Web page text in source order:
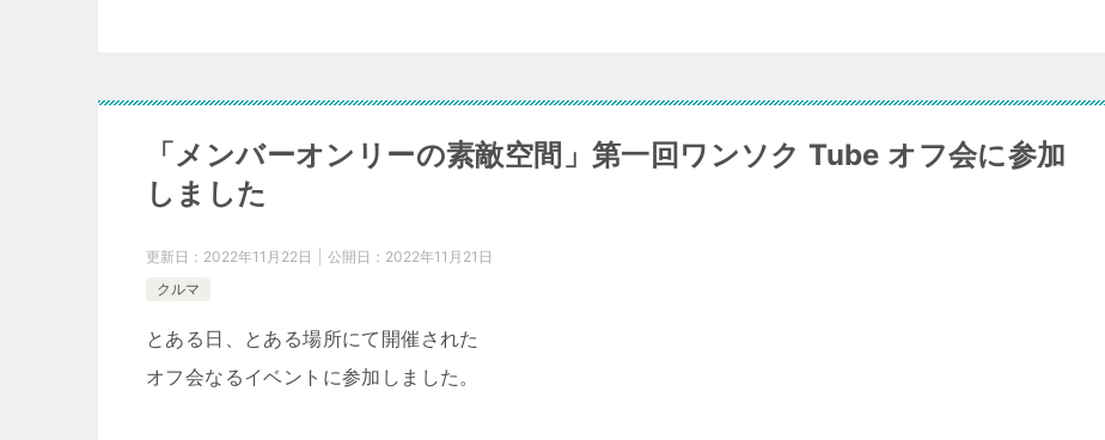
「メンバーオンリーの素敵空間」第一回ワンソク Tube オフ会に参加
しました
更新日： 2022年11月22日 公開日： 2022年11月21日
クルマ
とある日、とある場所にて開催された
オフ会なるイベントに参加しました。